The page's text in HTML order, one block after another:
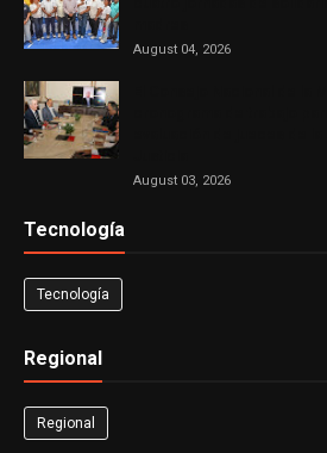
August 04, 2026
August 03, 2026
Tecnología
Tecnología
Regional
Regional